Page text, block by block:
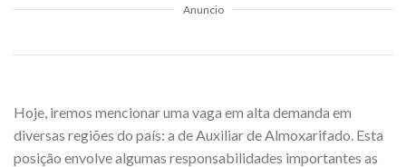
Anuncio
Hoje, iremos mencionar uma vaga em alta demanda em
diversas regiões do país: a de Auxiliar de Almoxarifado. Esta
posição envolve algumas responsabilidades importantes as